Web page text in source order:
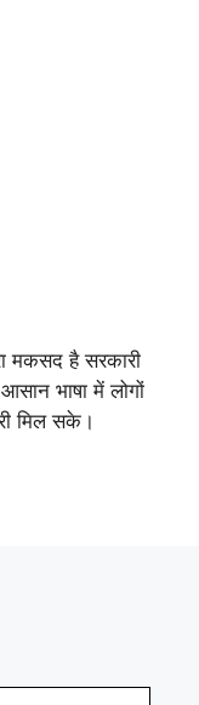
मकसद है सरकारी
भाषा में लोगों
मिल सके।